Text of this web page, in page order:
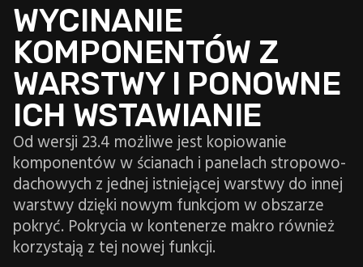
WYCINANIE
KOMPONENTÓW Z
WARSTWY I PONOWNE
ICH WSTAWIANIE
Od wersji 23.4 możliwe jest kopiowanie
komponentów w ścianach i panelach stropowo-
dachowych z jednej istniejącej warstwy do innej
warstwy dzięki nowym funkcjom w obszarze
pokryć. Pokrycia w kontenerze makro również
korzystają z tej nowej funkcji.